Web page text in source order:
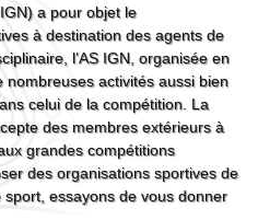
a pour objet le
à destination des agents de
l’AS IGN, organisée en
activités aussi bien
celui de la compétition. La
des membres extérieurs à
grandes compétitions
des organisations sportives de
essayons de vous donner